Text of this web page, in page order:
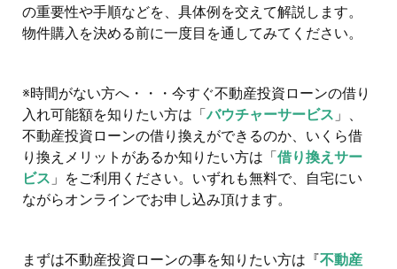
の重要性や手順などを、具体例を交えて解説します。
物件購入を決める前に一度目を通してみてください。
※時間がない方へ・・・今すぐ不動産投資ローンの借り
入れ可能額を知りたい方は「バウチャーサービス 」、
不動産投資ローンの借り換えができるのか、いくら借
り換えメリットがあるか知りたい方は「借り換えサー
ビス 」をご利用ください。いずれも無料で、自宅にい
ながらオンラインでお申し込み頂けます。
まずは不動産投資ローンの事を知りたい方は『不動産